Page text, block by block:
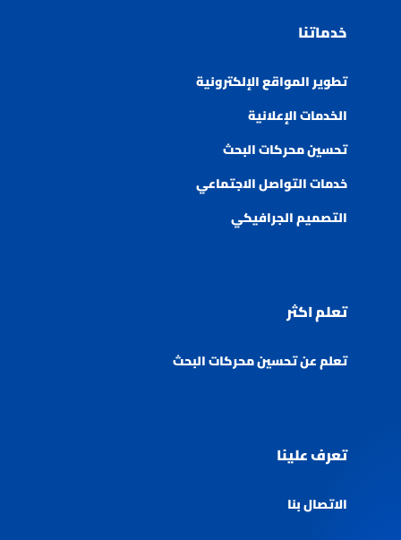
خدماتنا
تطوير المواقع الإلكترونية
الخدمات الإعلانية
تحسين محركات البحث
خدمات التواصل الاجتماعي
التصميم الجرافيكي
تعلم اكثر
تعلم عن تحسين محركات البحث
تعرف علينا
الاتصال بنا